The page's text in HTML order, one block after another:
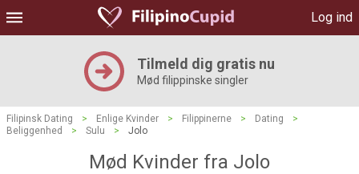
Log ind
Tilmeld dig gratis nu
Mød filippinske singler
Filipinsk Dating > Enlige Kvinder > Filippinerne > Dating
>
Beliggenhed
> Sulu > Jolo
Mød Kvinder fra Jolo